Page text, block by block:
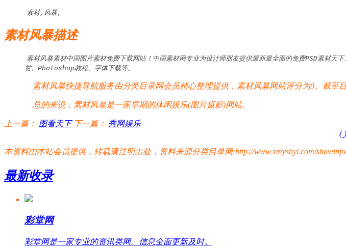
素材,风暴,
素材风暴描述
素材风暴素材中国图片素材免费下载网站！中国素材网专业为设计师朋友提供最新最全面的免费PSD素材
赏、Photoshop教程、字体下载等。
素材风暴快捷导航服务由分类目录网会员精心整理提供，素材风暴网站评分为0。截至
总的来说，素材风暴是一家早期的休闲娱乐(图片摄影)网站。
上一篇： 图看天下 下一篇：
秀网娱乐
( )
本资料由本站会员提供，转载请注明出处，资料来源分类目录网:http://www.xmyshyl.com/
最新收录
彩堂网
彩堂网是一家专业的资讯类网。信息全面更新及时。